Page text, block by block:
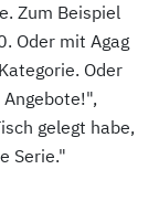
Zum Beispiel
Oder mit Agag
Oder
gelegt habe,
Serie."